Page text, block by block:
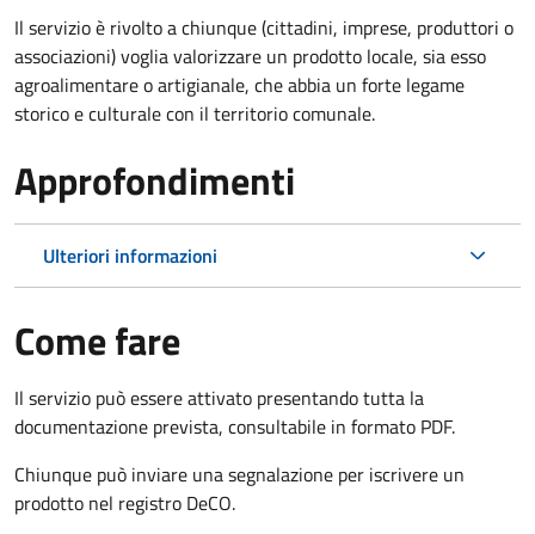
Il servizio è rivolto a chiunque (cittadini, imprese, produttori o
associazioni) voglia valorizzare un prodotto locale, sia esso
agroalimentare o artigianale, che abbia un forte legame
storico e culturale con il territorio comunale.
Approfondimenti
Ulteriori informazioni
Come fare
Il servizio può essere attivato presentando tutta la
documentazione prevista, consultabile in formato PDF.
Chiunque può inviare una segnalazione per iscrivere un
prodotto nel registro DeCO.